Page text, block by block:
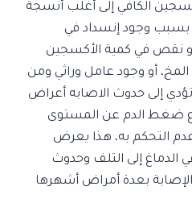
الكافي إلى أغلب أنسجة
بسبب وجود إنسداد في
أو نقص في كمية الأكسجين
أو وجود عامل وراثي ومن
تؤدي إلى حدوث الاصابه أعراض
ضغط الدم عن المستوى
التحكم به، هذا يعرض
الدماغ إلى التلف وحدوث
بعدة أمراض أشهرها